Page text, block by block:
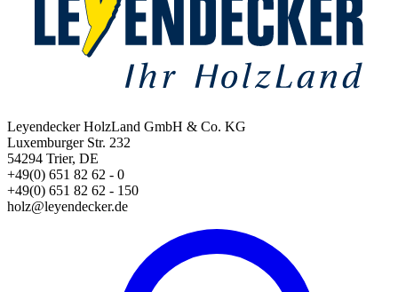
Leyendecker HolzLand GmbH & Co. KG
Luxemburger Str. 232
54294 Trier, DE
+49(0) 651 82 62 - 0
+49(0) 651 82 62 - 150
holz@leyendecker.de